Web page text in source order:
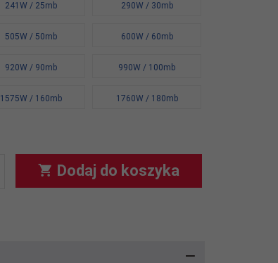
241W / 25mb 290W / 30mb
505W / 50mb 600W / 60mb
920W / 90mb 990W / 100mb
1575W / 160mb 1760W / 180mb
Dodaj do koszyka